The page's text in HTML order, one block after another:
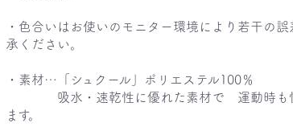
・色合いはお使いのモニター環境により若干の
承ください。
・素材…「シュクール」ポリエステル100％
吸水・速乾性に優れた素材で 運動時も快
ます。